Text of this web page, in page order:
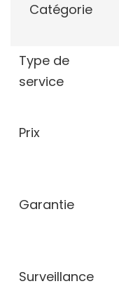
Catégorie
Type de
service
Prix
Garantie
Surveillance